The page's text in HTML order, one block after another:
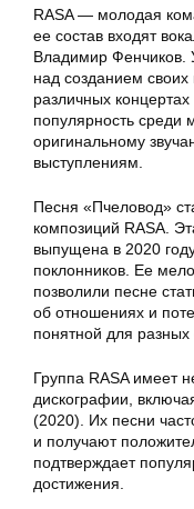
RASA — молодая
ее состав входят
Владимир Фенчиков.
над созданием
различных
популярность среди
оригинальному
выступлениям.
Песня «Пчеловод»
композиций RASA.
выпущена в 2020
поклонников. Ее
позволили песне
об отношениях и
понятной для
Группа RASA имеет
дискографии,
(2020). Их песни
и получают
подтверждает
достижения.